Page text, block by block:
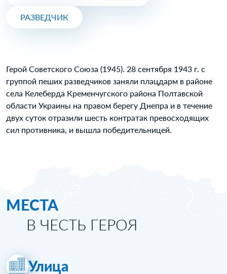
РАЗВЕДЧИК
Герой Советского Союза (1945). 28 сентября 1943 г. с
группой пеших разведчиков заняли плацдарм в районе
села Келеберда Кременчугского района Полтавской
области Украины на правом берегу Днепра и в течение
двух суток отразили шесть контратак превосходящих
сил противника, и вышла победительницей.
МЕСТА
В ЧЕСТЬ ГЕРОЯ
Улица